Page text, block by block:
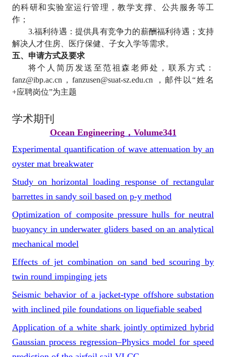
的科研和实验室运行管理，教学支撑、公共服务等工
作；
3.福利待遇：提供具有竞争力的薪酬福利待遇；支持
解决人才住房、医疗保健、子女入学等需求。
五、申请方式及要求
将个人简历发送至范祖森老师处，联系方式：
fanz@ibp.ac.cn ， fanzusen@suat-sz.edu.cn
，邮件以“姓名
+应聘岗位”为主题
学术期刊
Ocean Engineering， Volume341
Experimental quantification of wave attenuation by an
oyster mat breakwater
Study on horizontal loading response of rectangular
barrettes in sandy soil based on p-y method
Optimization of composite pressure hulls for neutral
buoyancy in underwater gliders based on an analytical
mechanical model
Effects of jet combination on sand bed scouring by
twin round impinging jets
Seismic behavior of a jacket-type offshore substation
with inclined pile foundations on liquefiable seabed
Application of a white shark jointly optimized hybrid
Gaussian process regression–Physics model for speed